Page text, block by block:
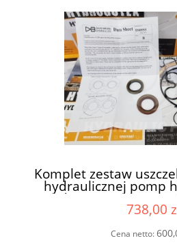
Komplet zestaw
hydraulicznej pomp
Hydreco David
738,00
Cena netto: